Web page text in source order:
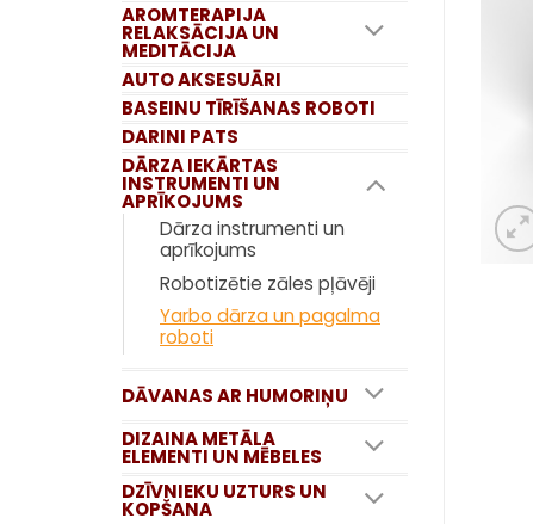
AROMTERAPIJA
RELAKSĀCIJA UN
MEDITĀCIJA
AUTO AKSESUĀRI
BASEINU TĪRĪŠANAS ROBOTI
DARINI PATS
DĀRZA IEKĀRTAS
INSTRUMENTI UN
APRĪKOJUMS
Dārza instrumenti un
aprīkojums
Robotizētie zāles pļāvēji
Yarbo dārza un pagalma
roboti
DĀVANAS AR HUMORIŅU
DIZAINA METĀLA
ELEMENTI UN MĒBELES
DZĪVNIEKU UZTURS UN
KOPŠANA